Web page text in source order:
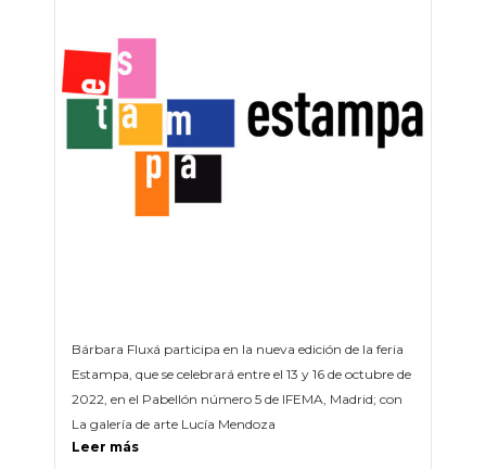
Bárbara Fluxá participa en la nueva edición de la feria
Estampa, que se celebrará entre el 13 y 16 de octubre de
2022, en el Pabellón número 5 de IFEMA, Madrid; con
La galería de arte Lucía Mendoza
Leer más